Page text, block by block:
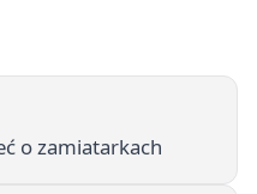
o zamiatarkach